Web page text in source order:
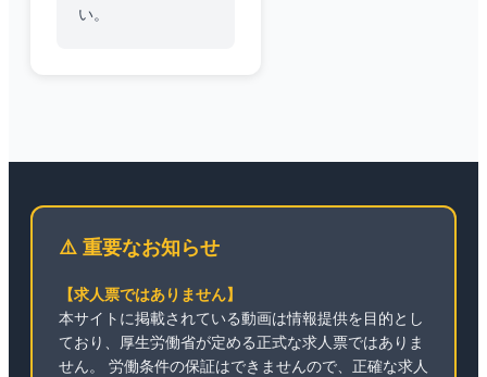
い。
⚠️ 重要なお知らせ
【求人票ではありません】
本サイトに掲載されている動画は情報提供を目的とし
ており、厚生労働省が定める正式な求人票ではありま
せん。 労働条件の保証はできませんので、正確な求人